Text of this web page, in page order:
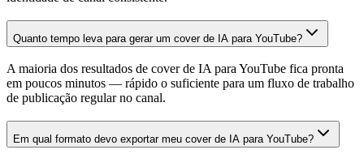
Quanto tempo leva para gerar um cover de IA para YouTube?
A maioria dos resultados de cover de IA para YouTube fica pronta
em poucos minutos — rápido o suficiente para um fluxo de trabalho
de publicação regular no canal.
Em qual formato devo exportar meu cover de IA para YouTube?